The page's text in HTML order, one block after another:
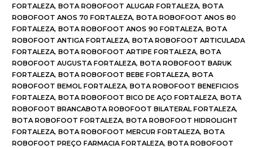
FORTALEZA, BOTA ROBOFOOT ALUGAR FORTALEZA, BOTA
ROBOFOOT ANOS 70 FORTALEZA, BOTA ROBOFOOT ANOS 80
FORTALEZA, BOTA ROBOFOOT ANOS 90 FORTALEZA, BOTA
ROBOFOOT ANTIGA FORTALEZA, BOTA ROBOFOOT ARTICULADA
FORTALEZA, BOTA ROBOFOOT ARTIPE FORTALEZA, BOTA
ROBOFOOT AUGUSTA FORTALEZA, BOTA ROBOFOOT BARUK
FORTALEZA, BOTA ROBOFOOT BEBE FORTALEZA, BOTA
ROBOFOOT BEMOL FORTALEZA, BOTA ROBOFOOT BENEFICIOS
FORTALEZA, BOTA ROBOFOOT BICO DE AÇO FORTALEZA, BOTA
ROBOFOOT BRANCABOTA ROBOFOOT BILATERAL FORTALEZA,
BOTA ROBOFOOT FORTALEZA, BOTA ROBOFOOT HIDROLIGHT
FORTALEZA, BOTA ROBOFOOT MERCUR FORTALEZA, BOTA
ROBOFOOT PREÇO FARMACIA FORTALEZA, BOTA ROBOFOOT